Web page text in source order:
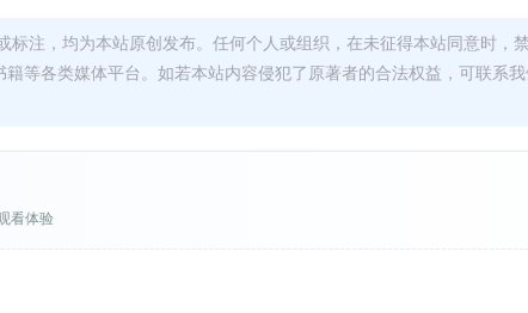
标注，均为本站原创发布。任何个人或组织，在未征得本站同意时，
等各类媒体平台。如若本站内容侵犯了原著者的合法权益，可联系
看体验